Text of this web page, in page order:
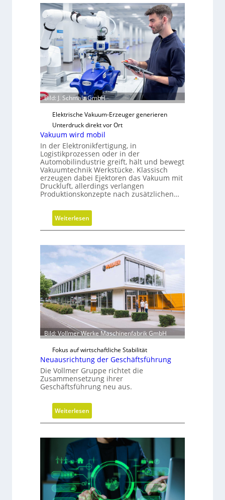
r
a
t
e
g
i
s
c
h
e
N
e
u
a
u
s
r
i
c
t
u
g
Bild: J. Schmalz GmbH
Elektrische Vakuum-Erzeuger generieren
Unterdruck direkt vor Ort
Vakuum wird mobil
In der Elektronikfertigung, in
Logistikprozessen oder in der
Automobilindustrie greift, hält und bewegt
Vakuumtechnik Werkstücke. Klassisch
erzeugen dabei Ejektoren das Vakuum mit
Druckluft, allerdings verlangen
Produktionskonzepte nach zusätzlichen…
Weiterlesen:
V
k
u
m
w
i
r
d
m
b
l
Bild: Vollmer Werke Maschinenfabrik GmbH
Fokus auf wirtschaftliche Stabilität
Neuausrichtung der Geschäftsführung
Die Vollmer Gruppe richtet die
Zusammensetzung ihrer
Geschäftsführung neu aus.
Weiterlesen:
N
u
u
s
r
i